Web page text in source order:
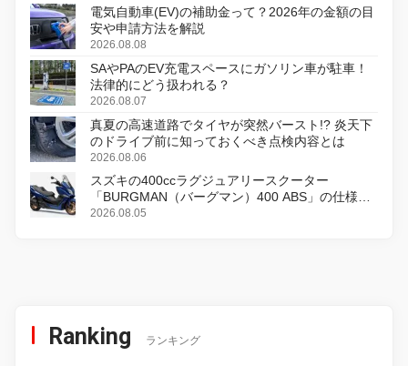
電気自動車(EV)の補助金って？2026年の金額の目
安や申請方法を解説
2026.08.08
SAやPAのEV充電スペースにガソリン車が駐車！
法律的にどう扱われる？
2026.08.07
真夏の高速道路でタイヤが突然バースト!? 炎天下
のドライブ前に知っておくべき点検内容とは
2026.08.06
スズキの400ccラグジュアリースクーター
「BURGMAN（バーグマン）400 ABS」の仕様を
変更し、8月18日に発売
2026.08.05
Ranking ランキング